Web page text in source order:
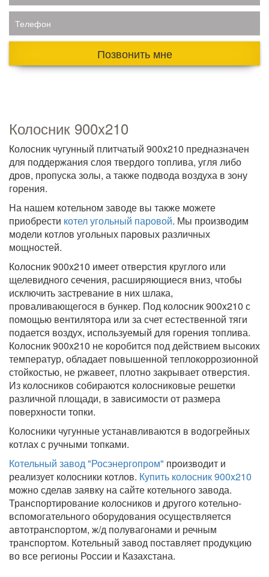
Телефон
Позвонить мне
Колосник 900x210
Колосник чугунный плитчатый 900x210 предназначен
для поддержания слоя твердого топлива, угля либо
дров, пропуска золы, а также подвода воздуха в зону
горения.
На нашем котельном заводе вы также можете
приобрести котел угольный паровой. Мы производим
модели котлов угольных паровых различных
мощностей.
Колосник 900x210 имеет отверстия круглого или
щелевидного сечения, расширяющиеся вниз, чтобы
исключить застревание в них шлака,
проваливающегося в бункер. Под колосник 900x210 с
помощью вентилятора или за счет естественной тяги
подается воздух, используемый для горения топлива.
Колосник 900x210 не коробится под действием высоких
температур, обладает повышенной теплокоррозионной
стойкостью, не ржавеет, плотно закрывает отверстия.
Из колосников собираются колосниковые решетки
различной площади, в зависимости от размера
поверхности топки.
Колосники чугунные устанавливаются в водогрейных
котлах с ручными топками.
Котельный завод "Росэнергопром" производит и
реализует колосники котлов. Купить колосник 900x210
можно сделав заявку на сайте котельного завода.
Транспортирование колосников и другого котельно-
вспомогательного оборудования осуществляется
автотранспортом, ж/д полувагонами и речным
транспортом. Котельный завод поставляет продукцию
во все регионы России и Казахстана.